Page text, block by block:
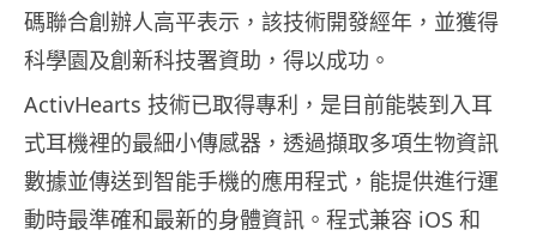
碼聯合創辦人高平表示，該技術開發經年，並獲得
科學園及創新科技署資助，得以成功。
ActivHearts 技術已取得專利，是目前能裝到入耳
式耳機裡的最細小傳感器，透過擷取多項生物資訊
數據並傳送到智能手機的應用程式，能提供進行運
動時最準確和最新的身體資訊。程式兼容 iOS 和